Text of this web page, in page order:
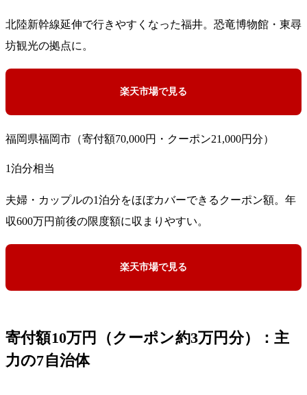
北陸新幹線延伸で行きやすくなった福井。恐竜博物館・東尋
坊観光の拠点に。
楽天市場で見る
福岡県福岡市（寄付額70,000円・クーポン21,000円分）
1泊分相当
夫婦・カップルの1泊分をほぼカバーできるクーポン額。年
収600万円前後の限度額に収まりやすい。
楽天市場で見る
寄付額10万円（クーポン約3万円分）：主
力の7自治体